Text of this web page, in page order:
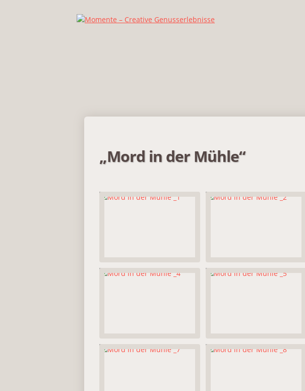
„Mord in der Mühle“